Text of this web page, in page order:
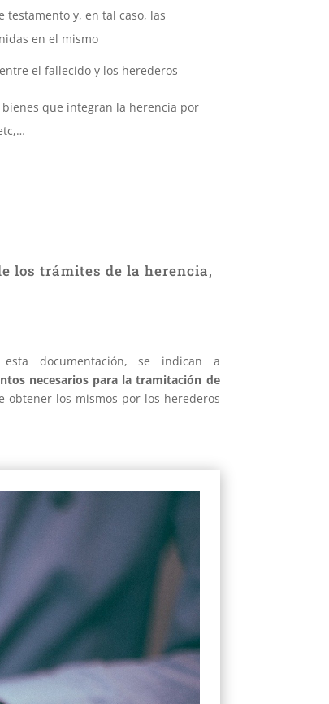
testamento y, en tal caso, las
en el mismo
el fallecido y los herederos
que integran la herencia por
los trámites de la herencia,
documentación, se indican a
necesarios para la tramitación de
obtener los mismos por los herederos